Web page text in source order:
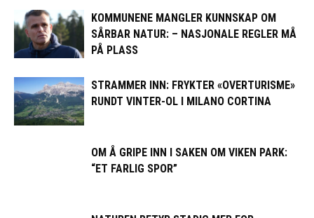
KOMMUNENE MANGLER KUNNSKAP OM
SÅRBAR NATUR: – NASJONALE REGLER MÅ
PÅ PLASS
STRAMMER INN: FRYKTER «OVERTURISME»
RUNDT VINTER-OL I MILANO CORTINA
OM Å GRIPE INN I SAKEN OM VIKEN PARK:
“ET FARLIG SPOR”